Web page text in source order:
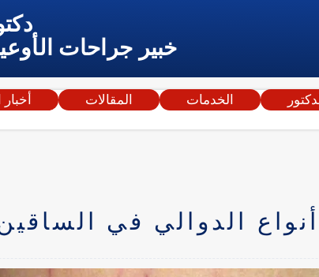
خبير جراحات
الخدمات المقالات أخبار
أنواع الدوالي في